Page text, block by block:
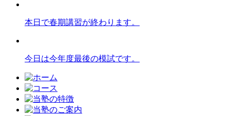
本日で春期講習が終わります。
今日は今年度最後の模試です。